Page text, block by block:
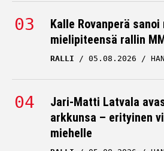
Kalle Rovanperä
mielipiteensä rallin
RALLI 05.08.2026
Jari-Matti Latvala
arkkunsa – erityinen
miehelle